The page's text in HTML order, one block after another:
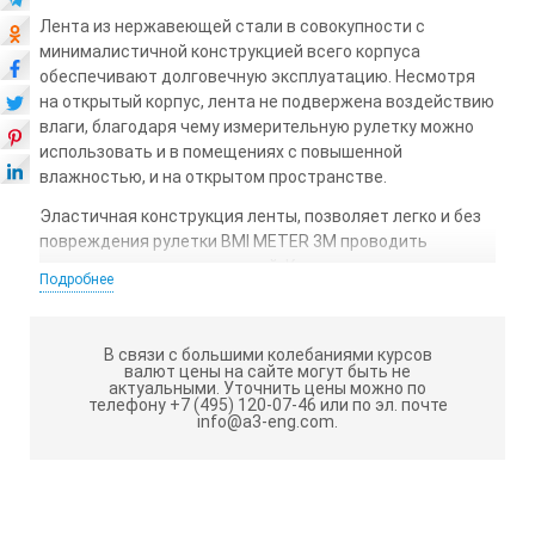
Лента из нержавеющей стали в совокупности с
минималистичной конструкцией всего корпуса
обеспечивают долговечную эксплуатацию. Несмотря
на открытый корпус, лента не подвержена воздействию
влаги, благодаря чему измерительную рулетку можно
использовать и в помещениях с повышенной
влажностью, и на открытом пространстве.
Эластичная конструкция ленты, позволяет легко и без
повреждения рулетки BMI METER 3M проводить
белая расцветка шкалы, обеспечивает хорошую
За счет своей легкости рулетка надежно и ровно
фиксируется на вертикальных поверхностях, позволяя
проводить разметку на стенах.
Подробнее
В связи с большими колебаниями курсов
валют цены на сайте могут быть не
актуальными. Уточнить цены можно по
телефону +7 (495) 120-07-46 или по эл. почте
info@a3-eng.com.